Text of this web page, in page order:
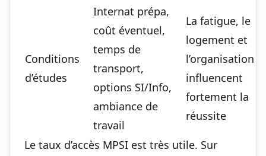
Conditions
d’études
Internat prépa,
coût éventuel,
temps de
transport,
options SI/Info,
ambiance de
travail
La fatigue, le
logement et
l’organisation
influencent
fortement la
réussite
Le taux d’accès MPSI est très utile. Sur